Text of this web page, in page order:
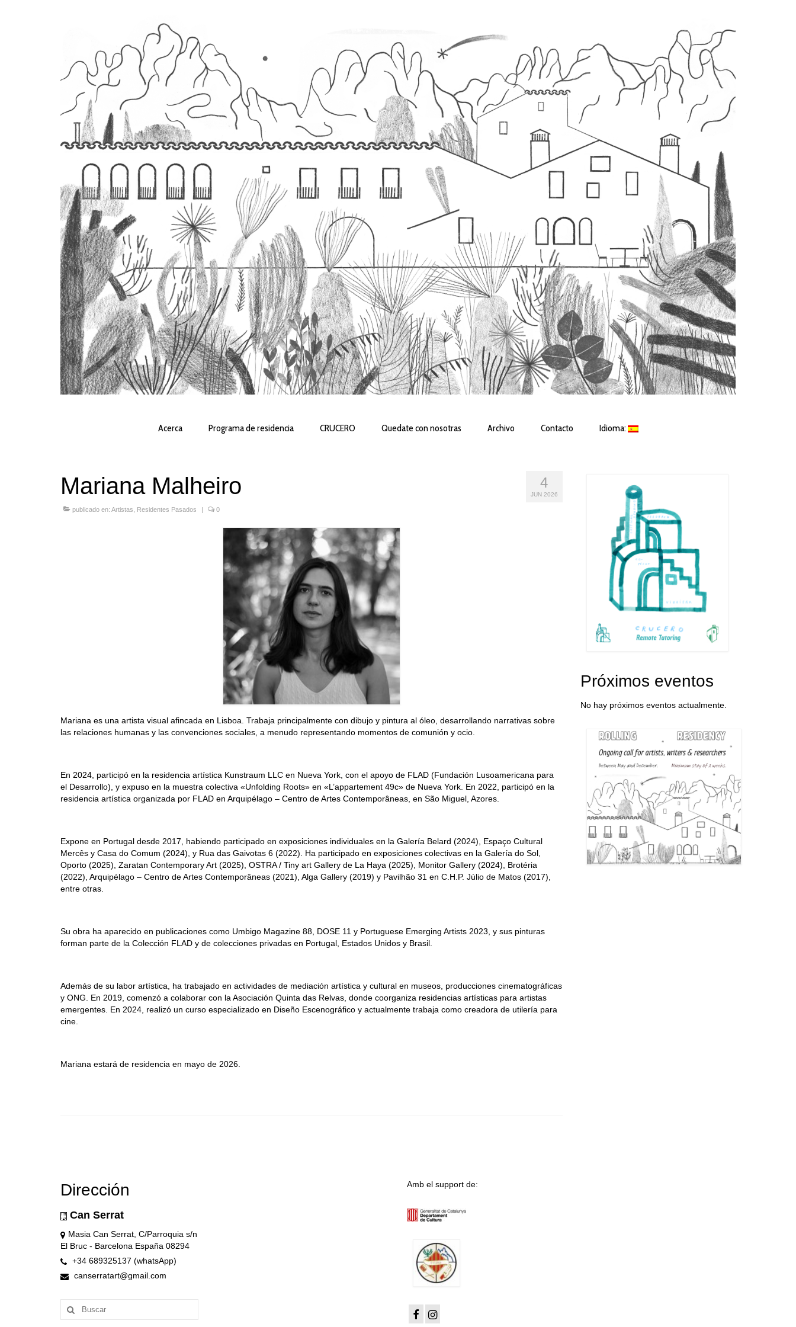
Acerca Programa de residencia CRUCERO Quedate con nosotras Archivo Contacto Idioma:
4
JUN 2026
Mariana Malheiro
publicado en: Artistas Residentes Pasados 0
Mariana es una artista visual afincada en Lisboa. Trabaja principalmente con dibujo y pintura al óleo, desarrollando narrativas sobre
las relaciones humanas y las convenciones sociales, a menudo representando momentos de comunión y ocio.
En 2024, participó en la residencia artística Kunstraum LLC en Nueva York, con el apoyo de FLAD (Fundación Lusoamericana para
el Desarrollo), y expuso en la muestra colectiva «Unfolding Roots» en «L’appartement 49c» de Nueva York. En 2022, participó en la
residencia artística organizada por FLAD en Arquipélago – Centro de Artes Contemporâneas, en São Miguel, Azores.
Expone en Portugal desde 2017, habiendo participado en exposiciones individuales en la Galería Belard (2024), Espaço Cultural
Mercês y Casa do Comum (2024), y Rua das Gaivotas 6 (2022). Ha participado en exposiciones colectivas en la Galería do Sol,
Oporto (2025), Zaratan Contemporary Art (2025), OSTRA / Tiny art Gallery de La Haya (2025), Monitor Gallery (2024), Brotéria
(2022), Arquipélago – Centro de Artes Contemporâneas (2021), Alga Gallery (2019) y Pavilhão 31 en C.H.P. Júlio de Matos (2017),
entre otras.
Su obra ha aparecido en publicaciones como Umbigo Magazine 88, DOSE 11 y Portuguese Emerging Artists 2023, y sus pinturas
forman parte de la Colección FLAD y de colecciones privadas en Portugal, Estados Unidos y Brasil.
Además de su labor artística, ha trabajado en actividades de mediación artística y cultural en museos, producciones cinematográficas
y ONG. En 2019, comenzó a colaborar con la Asociación Quinta das Relvas, donde coorganiza residencias artísticas para artistas
emergentes. En 2024, realizó un curso especializado en Diseño Escenográfico y actualmente trabaja como creadora de utilería para
cine.
Mariana estará de residencia en mayo de 2026.
Próximos eventos
No hay próximos eventos actualmente.
Dirección
Can Serrat
Masia Can Serrat, C/Parroquia s/n
El Bruc - Barcelona España 08294
+34 689325137 (whatsApp)
canserratart@gmail.com
Buscar
por:
Amb el support de: